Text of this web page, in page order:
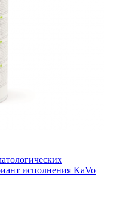
исполнения KaVo